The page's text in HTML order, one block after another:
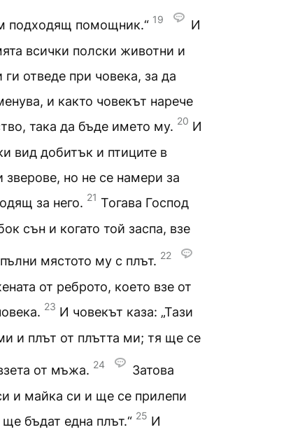
подходящ помощник.“ 19
И
всички полски животни и
отведе при човека, за да
и както човекът нарече
така да бъде името му. 20 И
вид добитък и птиците в
зверове, но не се намери за
за него. 21 Тогава Господ
сън и когато той заспа, взе
мястото му с плът. 22
от реброто, което взе от
23 И човекът каза: „Тази
и плът от плътта ми; тя ще се
от мъжа. 24
Затова
и майка си и ще се прилепи
бъдат една плът.“ 25 И